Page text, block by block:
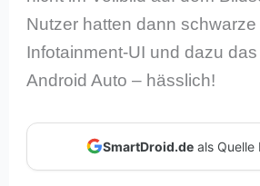
Nutzer hatten dann
Infotainment-UI und dazu
Android Auto – hässlich!
SmartDroid.deals Quelle